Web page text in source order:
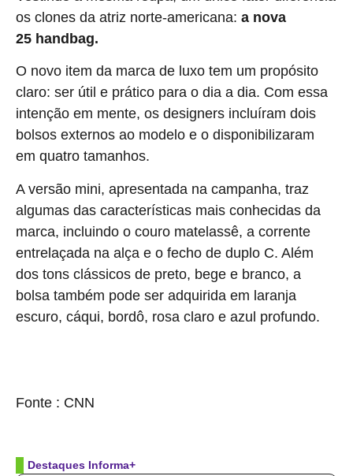
os clones da atriz norte-americana: a nova
25 handbag.
O novo item da marca de luxo tem um propósito
claro: ser útil e prático para o dia a dia. Com essa
intenção em mente, os designers incluíram dois
bolsos externos ao modelo e o disponibilizaram
em quatro tamanhos.
A versão mini, apresentada na campanha, traz
algumas das características mais conhecidas da
marca, incluindo o couro matelassê, a corrente
entrelaçada na alça e o fecho de duplo C. Além
dos tons clássicos de preto, bege e branco, a
bolsa também pode ser adquirida em laranja
escuro, cáqui, bordô, rosa claro e azul profundo.
Fonte : CNN
Destaques Informa+